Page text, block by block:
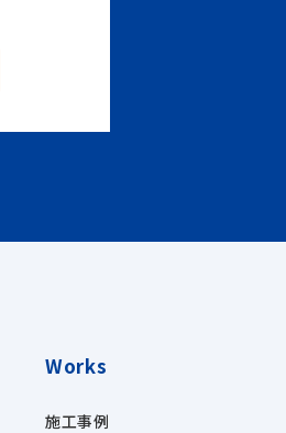
Works
施工事例